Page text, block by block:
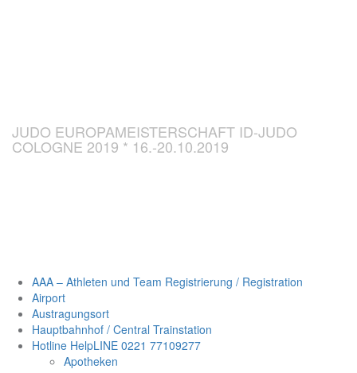
JUDO EUROPAMEISTERSCHAFT ID-JUDO
COLOGNE 2019 * 16.-20.10.2019
AAA – Athleten und Team Registrierung / Registration
Airport
Austragungsort
Hauptbahnhof / Central Trainstation
Hotline HelpLINE 0221 77109277
Apotheken